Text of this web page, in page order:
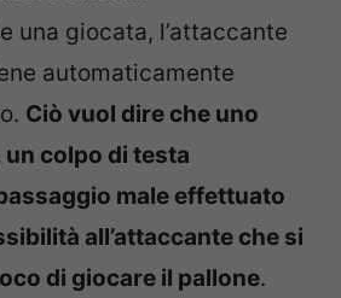
una giocata, l’attaccante
automaticamente
Ciò vuol dire che uno
colpo di testa
male effettuato
all’attaccante che si
di giocare il pallone.